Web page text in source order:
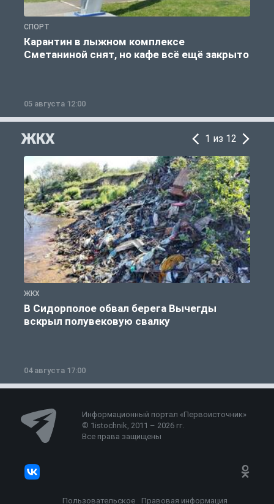
СПОРТ
Карантин в лыжном комплексе
Сметаниной снят, но кафе всё ещё закрыто
05 августа 12:00
ЖКХ 1 из 12
ЖКХ
В Сидорполое обвал берега Вычегды
вскрыл полувековую свалку
04 августа 17:00
Информационный портал «Первоисточник»
© 1istochnik, 2011 – 2026 гг.
Все права защищены
Пользовательское Правовая информация